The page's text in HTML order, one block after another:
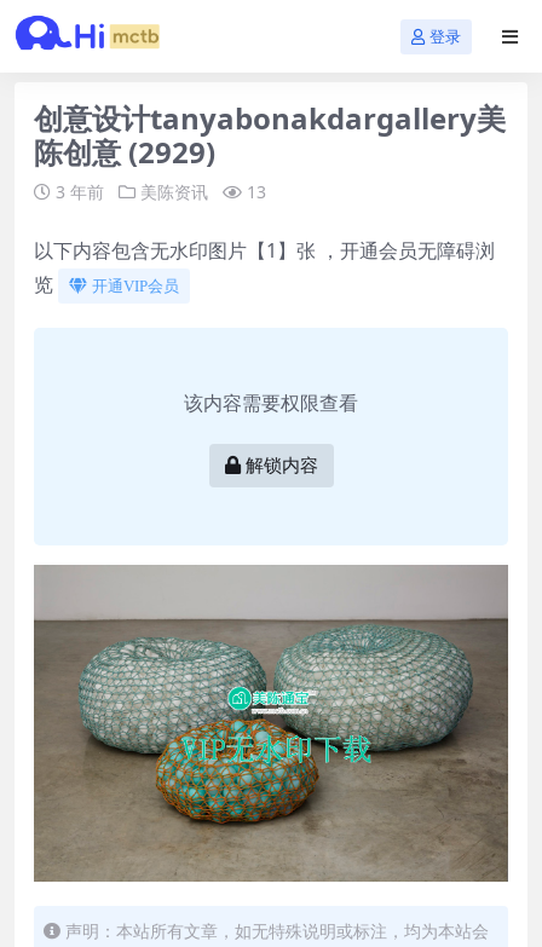
登录
创意设计tanyabonakdargallery美
陈创意 (2929)
3 年前 美陈资讯 13
以下内容包含无水印图片【1】张 ，开通会员无障碍浏
览
开通VIP会员
该内容需要权限查看
解锁内容
声明：本站所有文章，如无特殊说明或标注，均为本站会